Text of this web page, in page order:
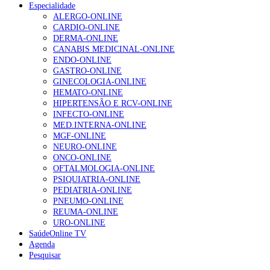
Enfermagem Forense. “Da urgência ao tribunal, cada
gesto conta e cada profissional faz a diferença”
203 visualizações
1.º Episódio do Podcast “Frequência Cardio – Sintoniza-
te na Insuficiência Cardíaca” da Bayer
202 visualizações
Alguns milhares de utentes podem ficar sem médico de
família com nova regras do registo, alerta associação
160 visualizações
“Os programas de rastreio do cancro do pulmão são
custo-efetivos e representam um investimento
sustentável para os sistemas de saúde”
94 visualizações
Especialidade
ALERGO-ONLINE
CARDIO-ONLINE
DERMA-ONLINE
CANABIS MEDICINAL-ONLINE
ENDO-ONLINE
GASTRO-ONLINE
GINECOLOGIA-ONLINE
HEMATO-ONLINE
HIPERTENSÃO E RCV-ONLINE
INFECTO-ONLINE
MED.INTERNA-ONLINE
MGF-ONLINE
NEURO-ONLINE
ONCO-ONLINE
OFTALMOLOGIA-ONLINE
PSIQUIATRIA-ONLINE
PEDIATRIA-ONLINE
PNEUMO-ONLINE
REUMA-ONLINE
URO-ONLINE
SaúdeOnline TV
Agenda
Pesquisar